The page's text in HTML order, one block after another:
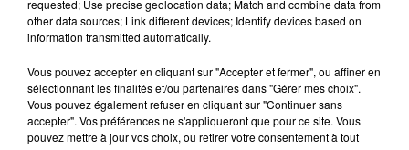
05-juin.mp3
requested; Use precise geolocation data; Match and combine data from
other data sources; Link different devices; Identify devices based on
information transmitted automatically.
Vous pouvez accepter en cliquant sur "Accepter et fermer", ou affiner en
sélectionnant les finalités et/ou partenaires dans "Gérer mes choix".
Vous pouvez également refuser en cliquant sur "Continuer sans
accepter". Vos préférences ne s'appliqueront que pour ce site. Vous
pouvez mettre à jour vos choix, ou retirer votre consentement à tout